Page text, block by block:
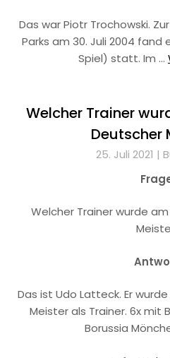
Das war Piotr Trochowski.
Parks am 30. Juli 2004 fand
Spiel) statt. Im …
Welcher Trainer
Deutscher
25. Juli 2021 |
Welcher Trainer wurde
Das ist Udo Latteck. Er
Meister als Trainer. 6x mit
Borussia